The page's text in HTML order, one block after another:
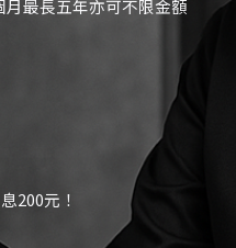
最長五年亦可不限金額
200元！